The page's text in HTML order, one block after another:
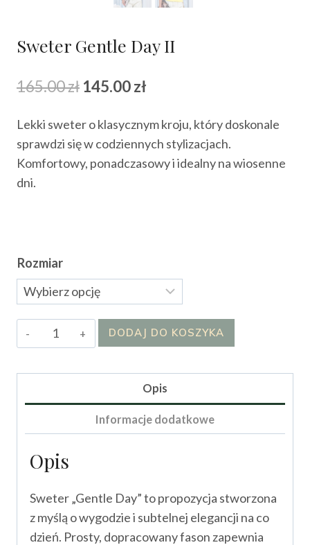
Sweter Gentle Day II
165.00zł Pierwotna
wynosiła:
165.00 zł.
145.00zł
wynosi:
145.00 zł.
Lekki sweter o klasycznym kroju, który doskonale
sprawdzi się w codziennych stylizacjach.
Komfortowy, ponadczasowy i idealny na wiosenne
dni.
Rozmiar
ilość
Sweter
II
DODAJ DO KOSZYKA
Opis
Informacje dodatkowe
Opis
Sweter „Gentle Day” to propozycja stworzona
z myślą o wygodzie i subtelnej elegancji na co
dzień. Prosty, dopracowany fason zapewnia